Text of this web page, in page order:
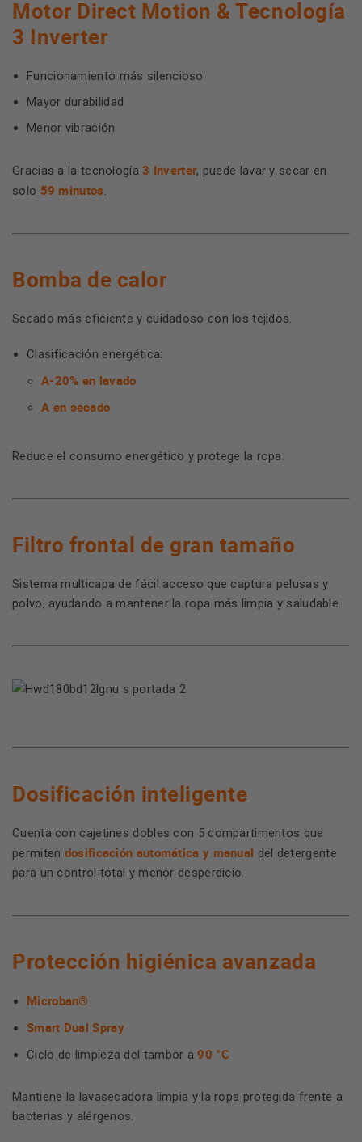
Motor Direct Motion & Tecnología
3 Inverter
Funcionamiento más silencioso
Mayor durabilidad
Menor vibración
Gracias a la tecnología3 Inverter, puede lavar y secar en
solo 59 minutos.
Bomba de calor
Secado más eficiente y cuidadoso con los tejidos.
Clasificación energética:
A-20% en lavado
A en secado
Reduce el consumo energético y protege la ropa.
Filtro frontal de gran tamaño
Sistema multicapa de fácil acceso que captura pelusas y
polvo, ayudando a mantener la ropa más limpia y saludable.
Dosificación inteligente
Cuenta con cajetines dobles con 5 compartimentos que
permiten dosificación automática y manual del detergente
para un control total y menor desperdicio.
Protección higiénica avanzada
Microban®
Smart Dual Spray
Ciclo de limpieza del tambor a90 °C
Mantiene la lavasecadora limpia y la ropa protegida frente a
bacterias y alérgenos.